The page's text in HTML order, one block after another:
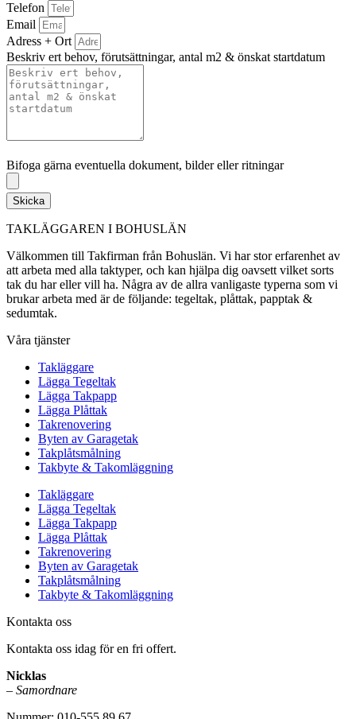
Telefon
Email
Adress + Ort
Beskriv ert behov, förutsättningar, antal m2 & önskat startdatum
Bifoga gärna eventuella dokument, bilder eller ritningar
Skicka
TAKLÄGGAREN I BOHUSLÄN
Välkommen till Takfirman från Bohuslän. Vi har stor erfarenhet av
att arbeta med alla taktyper, och kan hjälpa dig oavsett vilket sorts
tak du har eller vill ha. Några av de allra vanligaste typerna som vi
brukar arbeta med är de följande: tegeltak, plåttak, papptak &
sedumtak.
Våra tjänster
Takläggare
Lägga Tegeltak
Lägga Takpapp
Lägga Plåttak
Takrenovering
Byten av Garagetak
Takplåtsmålning
Takbyte & Takomläggning
Takläggare
Lägga Tegeltak
Lägga Takpapp
Lägga Plåttak
Takrenovering
Byten av Garagetak
Takplåtsmålning
Takbyte & Takomläggning
Kontakta oss
Kontakta oss idag för en fri offert.
Nicklas
– Samordnare